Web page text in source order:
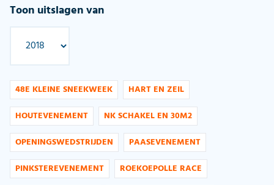
Toon uitslagen van
48E KLEINE SNEEKWEEK
HART EN ZEIL
HOUTEVENEMENT
NK SCHAKEL EN 30M2
OPENINGSWEDSTRIJDEN
PAASEVENEMENT
PINKSTEREVENEMENT
ROEKOEPOLLE RACE